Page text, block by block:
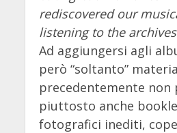
rediscovered our
listening to the
Ad aggiungersi agli
però “soltanto”
precedentemente non
piuttosto anche
fotografici inediti,